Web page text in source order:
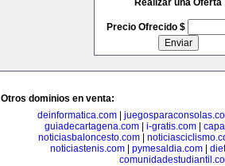
Realizar una Oferta
Precio Ofrecido $
Otros dominios en venta:
deinformatica.com
guiadecartagena.com| i-gratis.com|
noticiasbaloncesto.com
noticiastenis.com
pymesaldia.com